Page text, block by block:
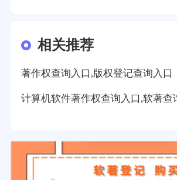
相关推荐
著作权查询入口,版权登记查询入口
计算机软件著作权查询入口,软著查